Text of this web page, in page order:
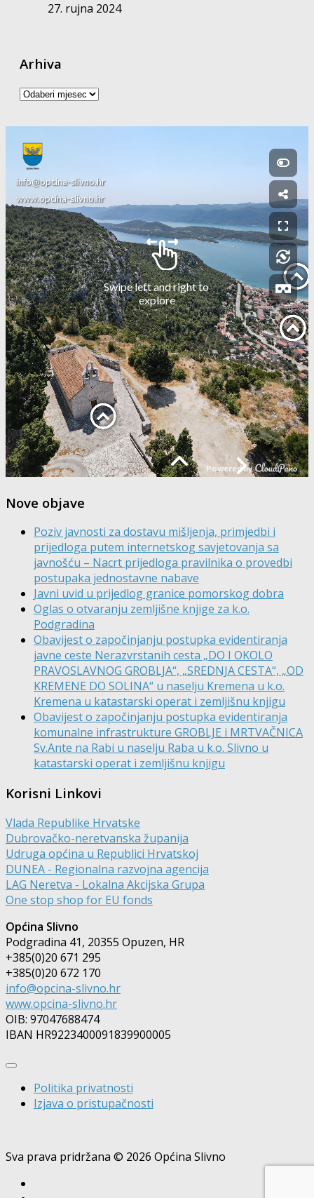
27. rujna 2024
Arhiva
Arhiva
Nove objave
Poziv javnosti za dostavu mišljenja, primjedbi i
prijedloga putem internetskog savjetovanja sa
javnošću – Nacrt prijedloga pravilnika o provedbi
postupaka jednostavne nabave
Javni uvid u prijedlog granice pomorskog dobra
Oglas o otvaranju zemljišne knjige za k.o.
Podgradina
Obavijest o započinjanju postupka evidentiranja
javne ceste Nerazvrstanih cesta „DO I OKOLO
PRAVOSLAVNOG GROBLJA“, „SREDNJA CESTA“, „OD
KREMENE DO SOLINA“ u naselju Kremena u k.o.
Kremena u katastarski operat i zemljišnu knjigu
Obavijest o započinjanju postupka evidentiranja
komunalne infrastrukture GROBLJE i MRTVAČNICA
Sv.Ante na Rabi u naselju Raba u k.o. Slivno u
katastarski operat i zemljišnu knjigu
Korisni Linkovi
Vlada Republike Hrvatske
Dubrovačko-neretvanska županija
Udruga općina u Republici Hrvatskoj
DUNEA - Regionalna razvojna agencija
LAG Neretva - Lokalna Akcijska Grupa
One stop shop for EU fonds
Općina Slivno
Podgradina 41, 20355 Opuzen, HR
+385(0)20 671 295
+385(0)20 672 170
info@opcina-slivno.hr
www.opcina-slivno.hr
OIB: 97047688474
IBAN HR9223400091839900005
Politika privatnosti
Izjava o pristupačnosti
Sva prava pridržana © 2026 Općina Slivno